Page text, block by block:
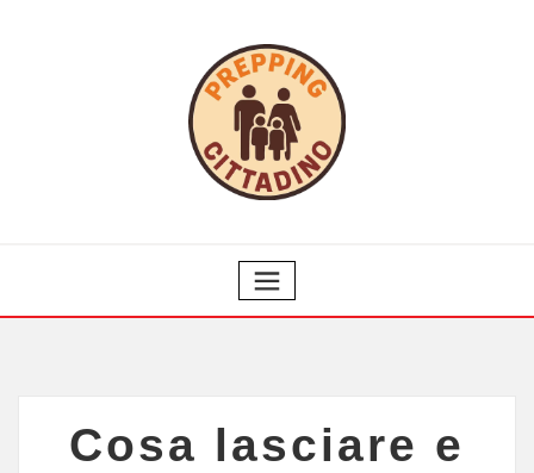
Cosa lasciare e